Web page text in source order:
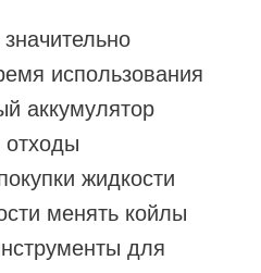
использования
аккумулятор
отходы
жидкости
менять койлы
для